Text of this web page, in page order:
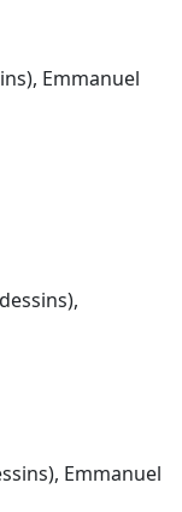
Emmanuel
Emmanuel